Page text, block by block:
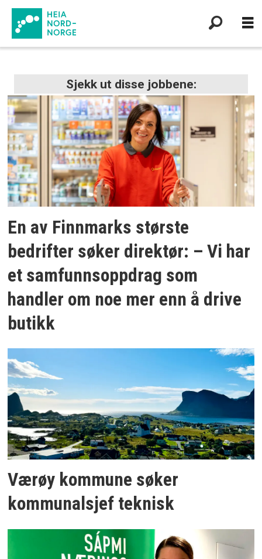
økonomi
og
administrasjon
Sjekk ut disse jobbene:
En av Finnmarks største
bedrifter søker direktør: – Vi har
et samfunnsoppdrag som
handler om noe mer enn å drive
butikk
Værøy kommune søker
kommunalsjef teknisk